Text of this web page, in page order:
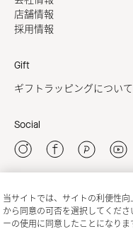
店舗情報
採用情報
Gift
ギフトラッピングについて
Social
当サイトでは、サイトの利便性
から同意の可否を選択してくだ
ーの使用に同意したことになり